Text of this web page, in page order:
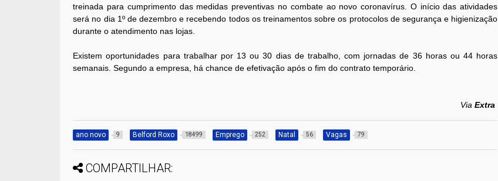
treinada para cumprimento das medidas preventivas no combate ao novo coronavírus. O início das atividades
será no dia 1º de dezembro e recebendo todos os treinamentos sobre os protocolos de segurança e higienização
durante o atendimento nas lojas.
Existem oportunidades para trabalhar por 13 ou 30 dias de trabalho, com jornadas de 36 horas ou 44 horas
semanais. Segundo a empresa, há chance de efetivação após o fim do contrato temporário.
ViaExtra
ano novo 9 Belford Roxo 18499 Emprego 252 Natal 56 Vagas 79
COMPARTILHAR: